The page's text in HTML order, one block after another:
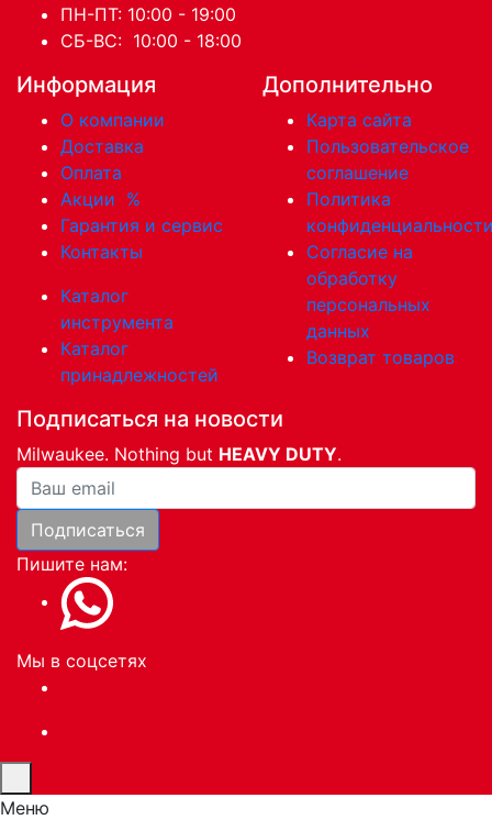
ПН-ПТ: 10:00 - 19:00
СБ-ВС: 10:00 - 18:00
Информация
О компании
Доставка
Оплата
Акции %
Гарантия и сервис
Контакты
Каталог
инструмента
Каталог
принадлежностей
Дополнительно
Карта сайта
Пользовательское
соглашение
Политика
Согласие на
обработку
персональных
данных
Возврат товаров
Подписаться на новости
Milwaukee. Nothing but HEAVY DUTY.
Ваша почта
Подписаться
Пишите нам:
Мы в соцсетях
Меню